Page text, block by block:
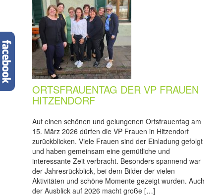
ORTSFRAUENTAG DER VP FRAUEN
HITZENDORF
Auf einen schönen und gelungenen Ortsfrauentag am
15. März 2026 dürfen die VP Frauen in Hitzendorf
zurückblicken. Viele Frauen sind der Einladung gefolgt
und haben gemeinsam eine gemütliche und
interessante Zeit verbracht. Besonders spannend war
der Jahresrückblick, bei dem Bilder der vielen
Aktivitäten und schöne Momente gezeigt wurden. Auch
der Ausblick auf 2026 macht große […]